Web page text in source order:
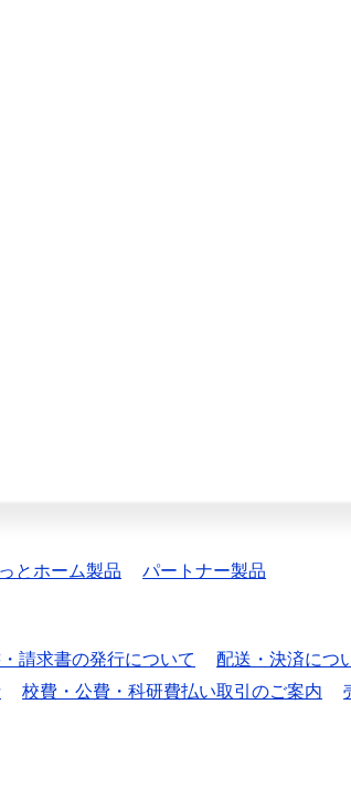
とホーム製品 パートナー製品
請求書の発行について 配送・決済につ
校費・公費・科研費払い取引のご案内